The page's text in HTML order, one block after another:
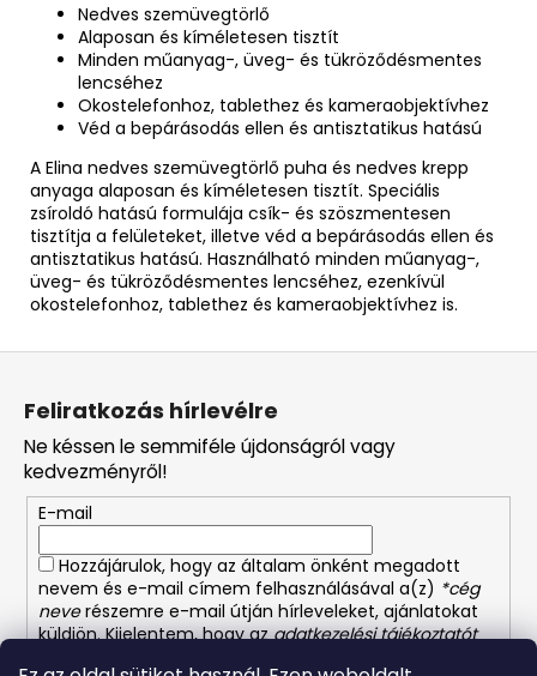
Nedves szemüvegtörlő
Alaposan és kíméletesen tisztít
Minden műanyag-, üveg- és tükröződésmentes
lencséhez
Okostelefonhoz, tablethez és kameraobjektívhez
Véd a bepárásodás ellen és antisztatikus hatású
A Elina nedves szemüvegtörlő puha és nedves krepp
anyaga alaposan és kíméletesen tisztít. Speciális
zsíroldó hatású formulája csík- és szöszmentesen
tisztítja a felületeket, illetve véd a bepárásodás ellen és
antisztatikus hatású. Használható minden műanyag-,
üveg- és tükröződésmentes lencséhez, ezenkívül
okostelefonhoz, tablethez és kameraobjektívhez is.
L
Feliratkozás hírlevélre
Ne késsen le semmiféle újdonságról vagy
kedvezményről!
E-mail
Hozzájárulok, hogy az általam önként megadott
nevem és e-mail címem felhasználásával a(z) *cég
neverészemre e-mail útján hírleveleket, ajánlatokat
küldjön. Kijelentem, hogy azadatkezelési tájékoztatót